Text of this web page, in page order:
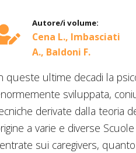
Autore/i volume:
Cena L., Imbasciati
A., Baldoni F.
queste ultime decadi la
sviluppata,
derivate dalla teoria
a varie e diverse
sui caregivers,